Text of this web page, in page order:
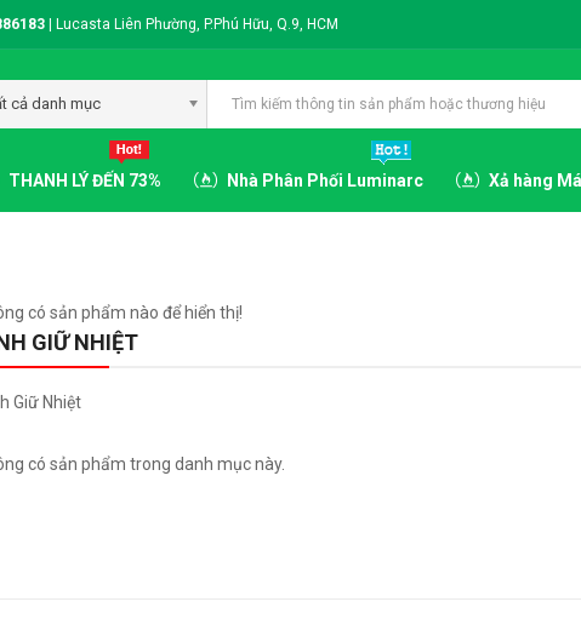
Lucasta Liên Phường, P.Phú Hữu, Q.9, HCM
cả danh mục
THANH LÝ ĐẾN 73% Nhà Phân Phối Luminarc Xả hàng
có sản phẩm nào để hiển thị!
GIỮ NHIỆT
Giữ Nhiệt
có sản phẩm trong danh mục này.